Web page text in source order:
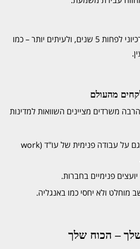
עו"ד חייב לשמור חומר ארכיוני לפחות 5 שנים, ולעיתים יותר – כמו
מהעולם
משרדים מציינים השוואות למדינות
בארה"ב – החיסיון חל גם על עבודה פנימית של עו"ד (work
פנימיים בחברות.
מוחלט ולא יחסי כמו באנגליה.
– הכוח שלך